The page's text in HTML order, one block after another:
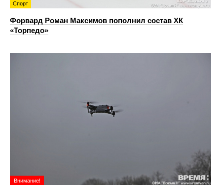
Спорт
Форвард Роман Максимов пополнил состав ХК
«Торпедо»
Внимание!